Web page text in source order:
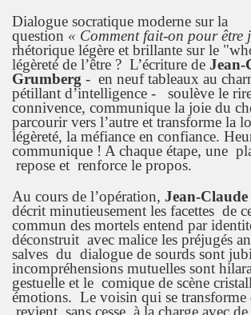
Dialogue socratique moderne sur la
question « Comment fait-on pour être
rhétorique légère et brillante sur le
légèreté de l’être ? L’écriture de Jean-
Grumberg - en neuf tableaux au
pétillant d’intelligence - soulève le
connivence, communique la joie du
parcourir vers l’autre et transforme la
légèreté, la méfiance en confiance.
communique ! A chaque étape, une
repose et renforce le propos.
Au cours de l’opération, Jean-
décrit minutieusement les facettes de
commun des mortels entend par
déconstruit avec malice les préjugés
salves du dialogue de sourds sont
incompréhensions mutuelles sont
gestuelle et le comique de scène
émotions. Le voisin qui se transforme